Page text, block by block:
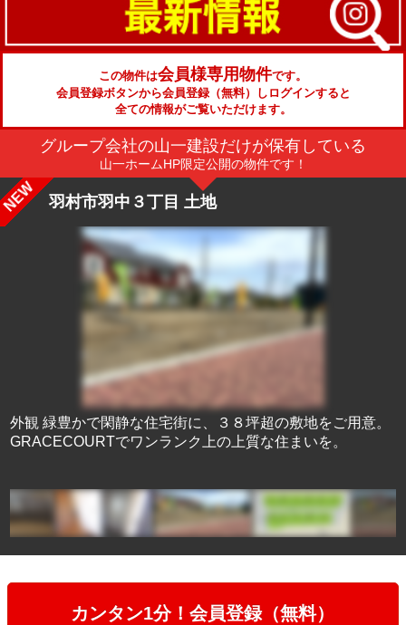
この物件は会員様専用物件です。
会員登録ボタンから会員登録（無料）しログインすると
全ての情報がご覧いただけます。
グループ会社の山一建設だけが保有している
山一ホームHP限定公開の物件です！
羽村市羽中３丁目 土地
外観 緑豊かで閑静な住宅街に、３８坪超の敷地をご用意。
GRACECOURTでワンランク上の上質な住まいを。
カンタン1分！会員登録（無料）